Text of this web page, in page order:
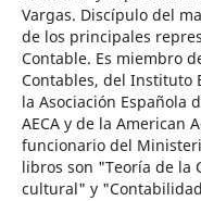
Vargas. Discípulo del
de los principales
Contable. Es miembro
Contables, del Instituto
la Asociación Española
AECA y de la American
funcionario del
libros son "Teoría de la
cultural" y